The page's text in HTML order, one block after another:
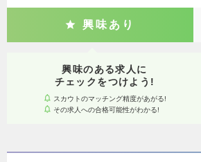
興味あり
興味のある求人に
チェックをつけよう!
スカウトのマッチング精度があがる!
その求人への合格可能性がわかる!